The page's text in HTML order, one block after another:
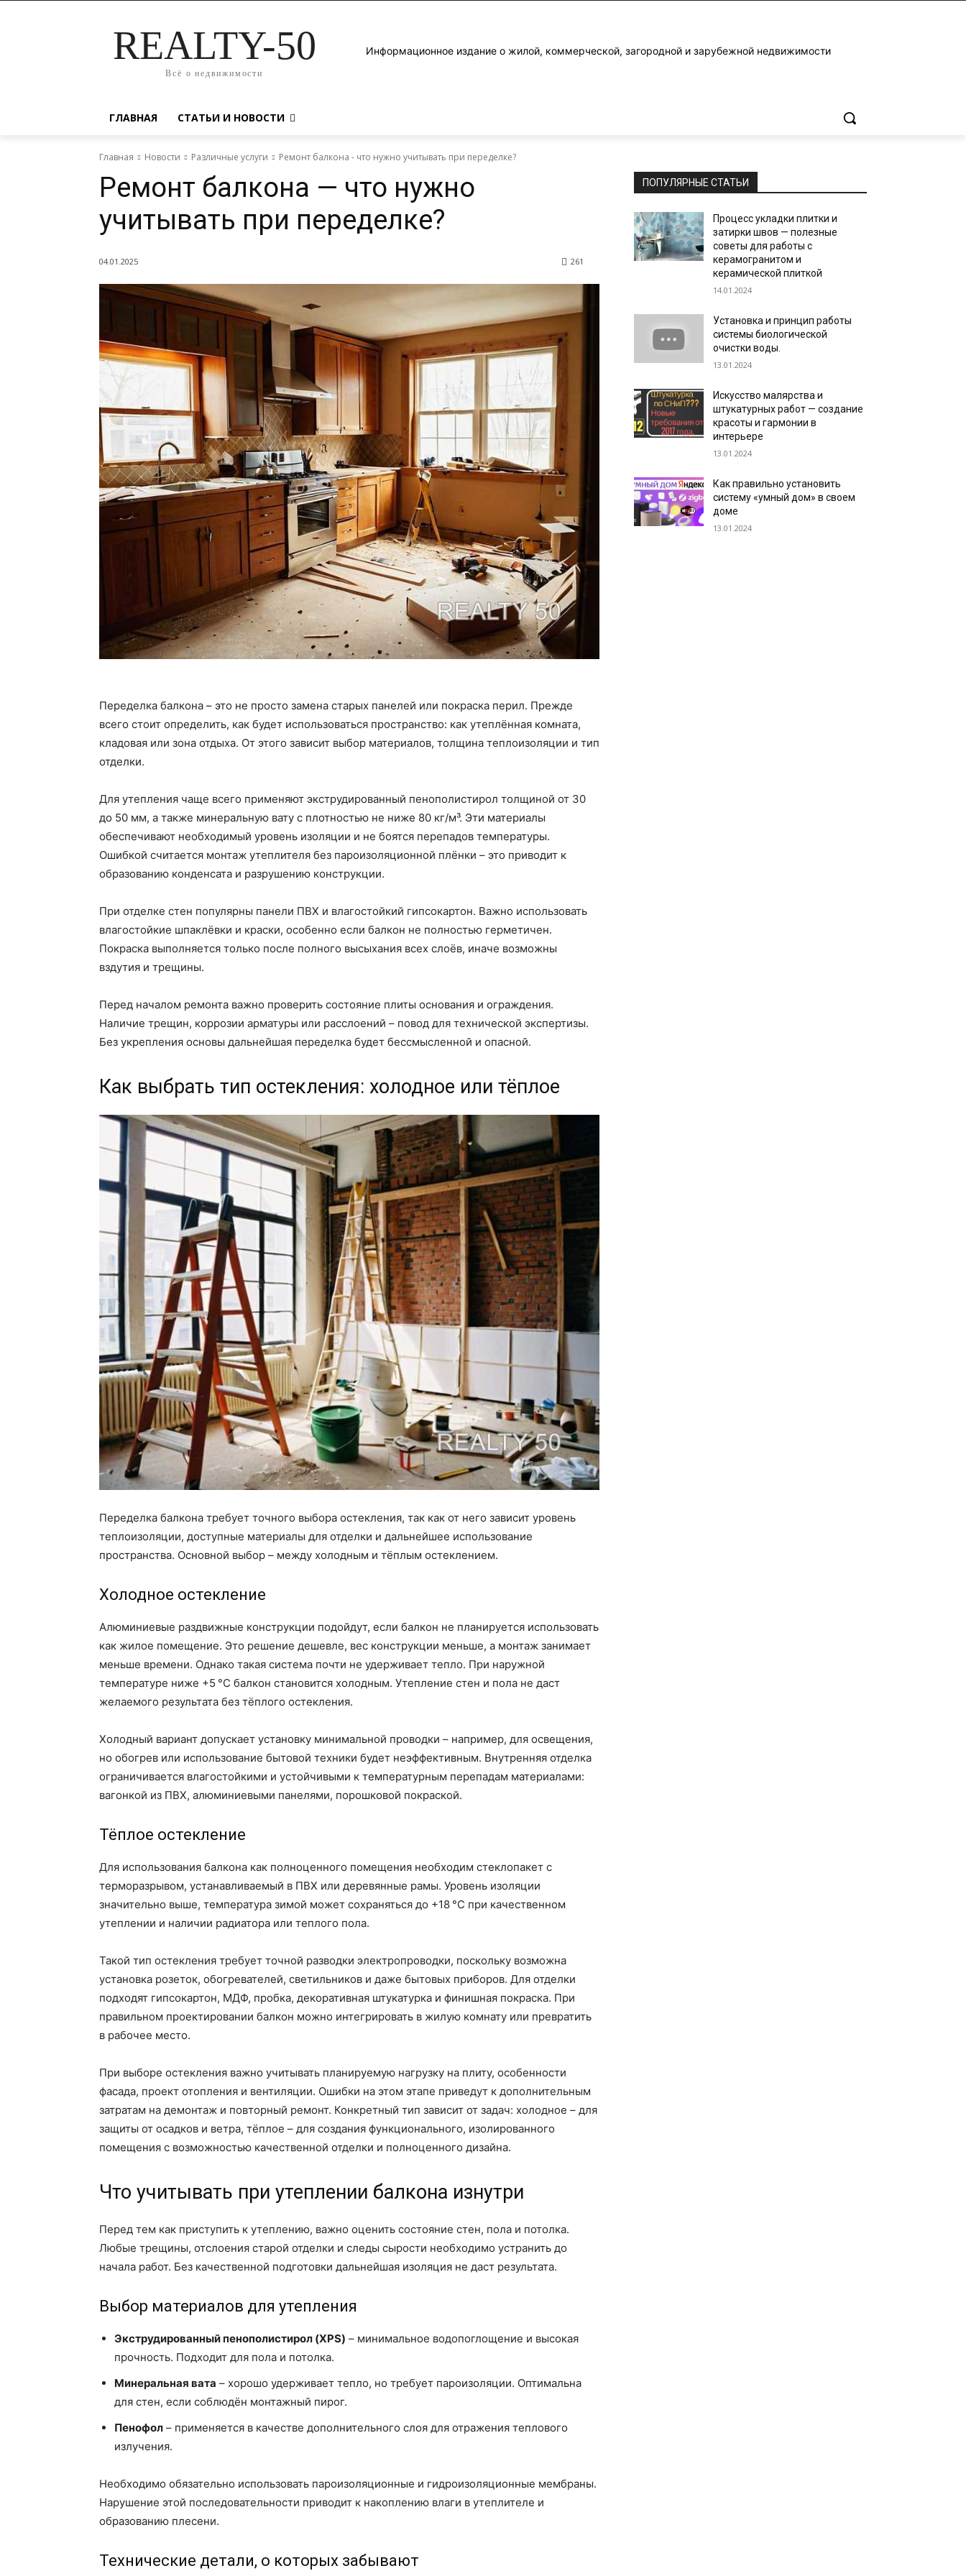
REALTY-50
Всё о недвижимости
Информационное издание о жилой, коммерческой, загородной и зарубежной недвижимости
ГЛАВНАЯ СТАТЬИ И НОВОСТИ
Главная Новости Различные услуги Ремонт балкона - что нужно учитывать при переделке?
Ремонт балкона — что нужно
учитывать при переделке?
04.01.2025 261
Переделка балкона – это не просто замена старых панелей или покраска перил. Прежде
всего стоит определить, как будет использоваться пространство: как утеплённая комната,
кладовая или зона отдыха. От этого зависит выбор материалов, толщина теплоизоляции и тип
отделки.
Для утепления чаще всего применяют экструдированный пенополистирол толщиной от 30
до 50 мм, а также минеральную вату с плотностью не ниже 80 кг/м³. Эти материалы
обеспечивают необходимый уровень изоляции и не боятся перепадов температуры.
Ошибкой считается монтаж утеплителя без пароизоляционной плёнки – это приводит к
образованию конденсата и разрушению конструкции.
При отделке стен популярны панели ПВХ и влагостойкий гипсокартон. Важно использовать
влагостойкие шпаклёвки и краски, особенно если балкон не полностью герметичен.
Покраска выполняется только после полного высыхания всех слоёв, иначе возможны
вздутия и трещины.
Перед началом ремонта важно проверить состояние плиты основания и ограждения.
Наличие трещин, коррозии арматуры или расслоений – повод для технической экспертизы.
Без укрепления основы дальнейшая переделка будет бессмысленной и опасной.
Как выбрать тип остекления: холодное или тёплое
Переделка балкона требует точного выбора остекления, так как от него зависит уровень
теплоизоляции, доступные материалы для отделки и дальнейшее использование
пространства. Основной выбор – между холодным и тёплым остеклением.
Холодное остекление
Алюминиевые раздвижные конструкции подойдут, если балкон не планируется использовать
как жилое помещение. Это решение дешевле, вес конструкции меньше, а монтаж занимает
меньше времени. Однако такая система почти не удерживает тепло. При наружной
температуре ниже +5 °C балкон становится холодным. Утепление стен и пола не даст
желаемого результата без тёплого остекления.
Холодный вариант допускает установку минимальной проводки – например, для освещения,
но обогрев или использование бытовой техники будет неэффективным. Внутренняя отделка
ограничивается влагостойкими и устойчивыми к температурным перепадам материалами:
вагонкой из ПВХ, алюминиевыми панелями, порошковой покраской.
Тёплое остекление
Для использования балкона как полноценного помещения необходим стеклопакет с
терморазрывом, устанавливаемый в ПВХ или деревянные рамы. Уровень изоляции
значительно выше, температура зимой может сохраняться до +18 °C при качественном
утеплении и наличии радиатора или теплого пола.
Такой тип остекления требует точной разводки электропроводки, поскольку возможна
установка розеток, обогревателей, светильников и даже бытовых приборов. Для отделки
подходят гипсокартон, МДФ, пробка, декоративная штукатурка и финишная покраска. При
правильном проектировании балкон можно интегрировать в жилую комнату или превратить
в рабочее место.
При выборе остекления важно учитывать планируемую нагрузку на плиту, особенности
фасада, проект отопления и вентиляции. Ошибки на этом этапе приведут к дополнительным
затратам на демонтаж и повторный ремонт. Конкретный тип зависит от задач: холодное – для
защиты от осадков и ветра, тёплое – для создания функционального, изолированного
помещения с возможностью качественной отделки и полноценного дизайна.
Что учитывать при утеплении балкона изнутри
Перед тем как приступить к утеплению, важно оценить состояние стен, пола и потолка.
Любые трещины, отслоения старой отделки и следы сырости необходимо устранить до
начала работ. Без качественной подготовки дальнейшая изоляция не даст результата.
Выбор материалов для утепления
Экструдированный пенополистирол (XPS) – минимальное водопоглощение и высокая
прочность. Подходит для пола и потолка.
Минеральная вата – хорошо удерживает тепло, но требует пароизоляции. Оптимальна
для стен, если соблюдён монтажный пирог.
Пенофол – применяется в качестве дополнительного слоя для отражения теплового
излучения.
Необходимо обязательно использовать пароизоляционные и гидроизоляционные мембраны.
Нарушение этой последовательности приводит к накоплению влаги в утеплителе и
образованию плесени.
Технические детали, о которых забывают
ПОПУЛЯРНЫЕ СТАТЬИ
Процесс укладки плитки и
затирки швов — полезные
советы для работы с
керамогранитом и
керамической плиткой
14.01.2024
Установка и принцип работы
системы биологической
очистки воды.
13.01.2024
Искусство малярства и
штукатурных работ — создание
красоты и гармонии в
интерьере
13.01.2024
Как правильно установить
систему «умный дом» в своем
доме
13.01.2024